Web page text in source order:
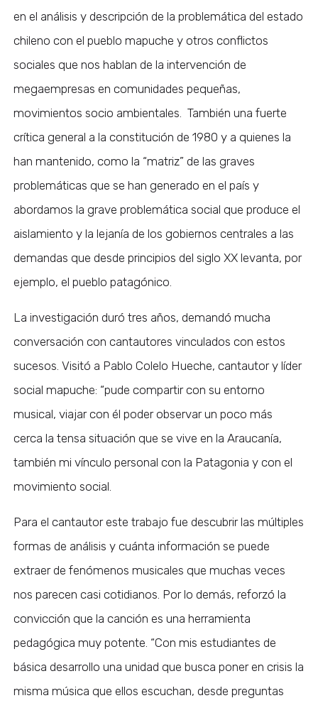
en el análisis y descripción de la problemática del estado
chileno con el pueblo mapuche y otros conflictos
sociales que nos hablan de la intervención de
megaempresas en comunidades pequeñas,
movimientos socio ambientales. También una fuerte
crítica general a la constitución de 1980 y a quienes la
han mantenido, como la “matriz” de las graves
problemáticas que se han generado en el país y
abordamos la grave problemática social que produce el
aislamiento y la lejanía de los gobiernos centrales a las
demandas que desde principios del siglo XX levanta, por
ejemplo, el pueblo patagónico.
La investigación duró tres años, demandó mucha
conversación con cantautores vinculados con estos
sucesos. Visitó a Pablo Colelo Hueche, cantautor y líder
social mapuche: “pude compartir con su entorno
musical, viajar con él poder observar un poco más
cerca la tensa situación que se vive en la Araucanía,
también mi vínculo personal con la Patagonia y con el
movimiento social.
Para el cantautor este trabajo fue descubrir las múltiples
formas de análisis y cuánta información se puede
extraer de fenómenos musicales que muchas veces
nos parecen casi cotidianos. Por lo demás, reforzó la
convicción que la canción es una herramienta
pedagógica muy potente. “Con mis estudiantes de
básica desarrollo una unidad que busca poner en crisis la
misma música que ellos escuchan, desde preguntas